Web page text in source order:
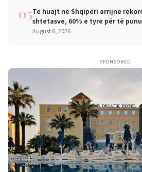
05Të huajt në Shqipëri arrijnë
shtetasve, 60% e tyre për të
August 6, 2026
SPONSORED